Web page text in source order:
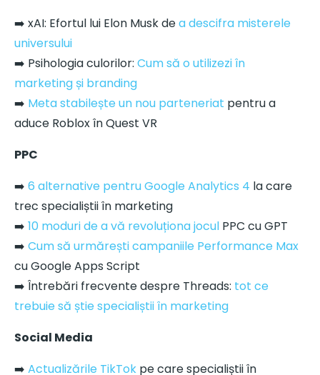
➡️ xAI: Efortul lui Elon Musk dea descifra misterele
universului
➡️ Psihologia culorilor: Cum să o utilizezi în
marketing și branding
➡️ Meta stabilește un nou parteneriat pentru a
aduce Roblox în Quest VR
PPC
➡️ 6 alternative pentru Google Analytics 4 la care
trec specialiștii în marketing
➡️ 10 moduri de a vă revoluționa jocul PPC cu GPT
➡️ Cum să urmărești campaniile Performance Max
cu Google Apps Script
➡️ Întrebări frecvente despre Threads: tot ce
trebuie să știe specialiștii în marketing
Social Media
➡️ Actualizările TikTok pe care specialiștii în